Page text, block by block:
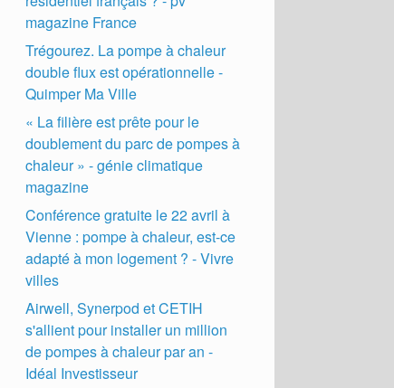
magazine France
Trégourez. La pompe à chaleur
double flux est opérationnelle -
Quimper Ma Ville
« La filière est prête pour le
doublement du parc de pompes à
chaleur » - génie climatique
magazine
Conférence gratuite le 22 avril à
Vienne : pompe à chaleur, est-ce
adapté à mon logement ? - Vivre
villes
Airwell, Synerpod et CETIH
s'allient pour installer un million
de pompes à chaleur par an -
Idéal Investisseur